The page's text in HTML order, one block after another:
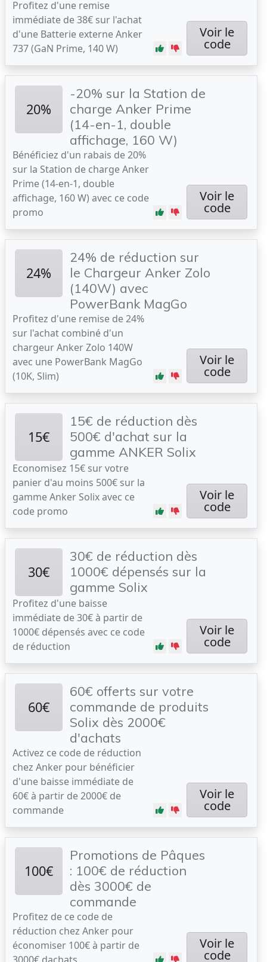
Profitez d'une remise
immédiate de 38€ sur l'achat
d'une Batterie externe Anker
737 (GaN Prime, 140 W)
Voir le
code
20%
-20% sur la Station de
charge Anker Prime
(14-en-1, double
affichage, 160 W)
Bénéficiez d'un rabais de 20%
sur la Station de charge Anker
Prime (14-en-1, double
affichage, 160 W) avec ce code
promo
Voir le
code
24%
24% de réduction sur
le Chargeur Anker Zolo
(140W) avec
PowerBank MagGo
Profitez d'une remise de 24%
sur l'achat combiné d'un
chargeur Anker Zolo 140W
avec une PowerBank MagGo
(10K, Slim)
Voir le
code
15€
15€ de réduction dès
500€ d'achat sur la
gamme ANKER Solix
Economisez 15€ sur votre
panier d'au moins 500€ sur la
gamme Anker Solix avec ce
code promo
Voir le
code
30€
30€ de réduction dès
1000€ dépensés sur la
gamme Solix
Profitez d'une baisse
immédiate de 30€ à partir de
1000€ dépensés avec ce code
de réduction
Voir le
code
60€
60€ offerts sur votre
commande de produits
Solix dès 2000€
d'achats
Activez ce code de réduction
chez Anker pour bénéficier
d'une baisse immédiate de
60€ à partir de 2000€ de
commande
Voir le
code
100€
Promotions de Pâques
: 100€ de réduction
dès 3000€ de
commande
Profitez de ce code de
réduction chez Anker pour
économiser 100€ à partir de
Voir le
code